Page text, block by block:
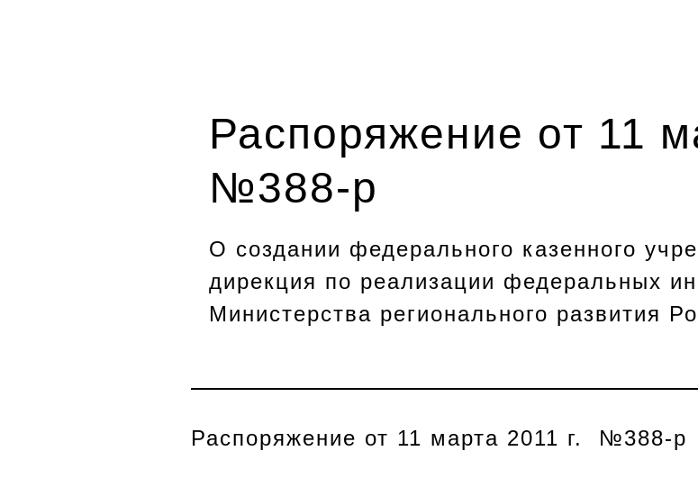
Распоряжение от 11
№388-р
О создании федерального казенного
дирекция по реализации федеральных
Министерства регионального развития
Распоряжение от 11 марта 2011 г. №388-р